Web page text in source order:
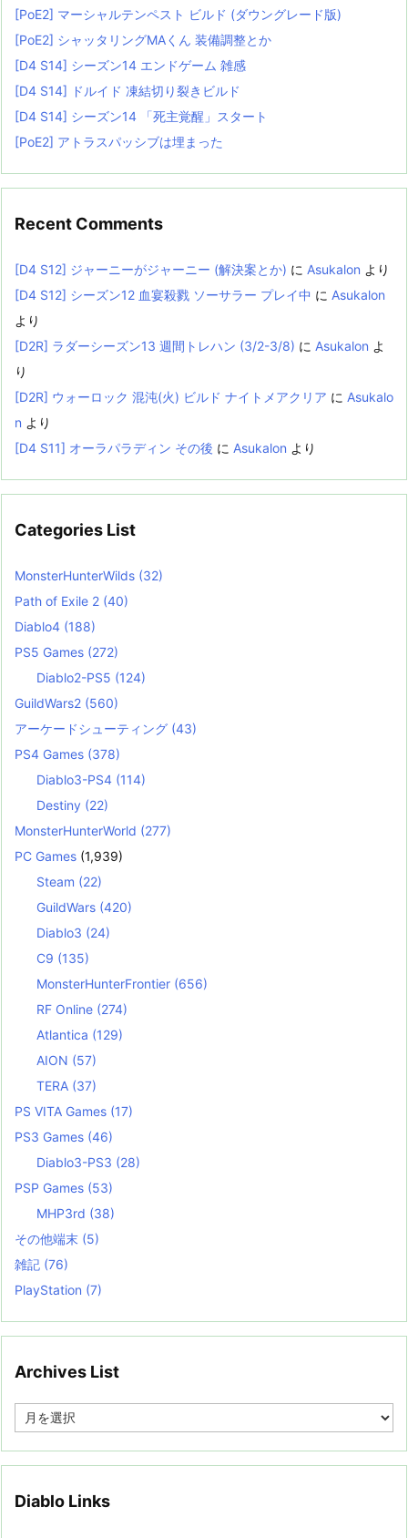
[PoE2] マーシャルテンペスト ビルド (ダウングレード版)
[PoE2] シャッタリングMAくん 装備調整とか
[D4 S14] シーズン14 エンドゲーム 雑感
[D4 S14] ドルイド 凍結切り裂きビルド
[D4 S14] シーズン14 「死主覚醒」スタート
[PoE2] アトラスパッシブは埋まった
Recent Comments
[D4 S12] ジャーニーがジャーニー (解決案とか) に Asukalon より
[D4 S12] シーズン12 血宴殺戮 ソーサラー プレイ中 に Asukalon
より
[D2R] ラダーシーズン13 週間トレハン (3/2-3/8) に Asukalon よ
り
[D2R] ウォーロック 混沌(火) ビルド ナイトメアクリア に Asukalo
n より
[D4 S11] オーラパラディン その後 に Asukalon より
Categories List
MonsterHunterWilds (32)
Path of Exile 2 (40)
Diablo4 (188)
PS5 Games (272)
Diablo2-PS5 (124)
GuildWars2 (560)
アーケードシューティング (43)
PS4 Games (378)
Diablo3-PS4 (114)
Destiny (22)
MonsterHunterWorld (277)
PC Games (1,939)
Steam (22)
GuildWars (420)
Diablo3 (24)
C9 (135)
MonsterHunterFrontier (656)
RF Online (274)
Atlantica (129)
AION (57)
TERA (37)
PS VITA Games (17)
PS3 Games (46)
Diablo3-PS3 (28)
PSP Games (53)
MHP3rd (38)
その他端末 (5)
雑記 (76)
PlayStation (7)
Archives List
e
Diablo Links